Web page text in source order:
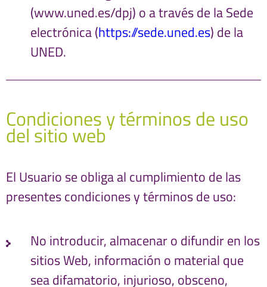
(www.uned.es/dpj) o a través de la Sede
electrónica (https://sede.uned.es) de la
UNED.
Condiciones y términos de uso
del sitio web
El Usuario se obliga al cumplimiento de las
presentes condiciones y términos de uso:
No introducir, almacenar o difundir en los
sitios Web, información o material que
sea difamatorio, injurioso, obsceno,